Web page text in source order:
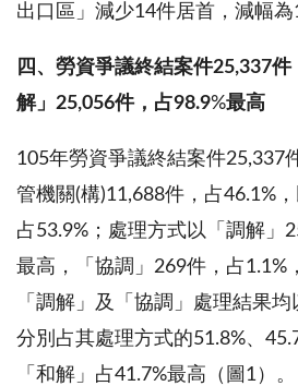
出口區」減少14件居首，減幅為
四、 勞資爭議終結案件25,337件
解」 25,056件，占98.9%最高
105年勞資爭議終結案件25,337
管機關(構)11,688件，占46.1%
占53.9%；處理方式以「調解」
最高，「協調」269件，占1.1%
「調解」及「協調」處理結果均
分別占其處理方式的51.8%、
「和解」占41.7%最高（圖1）。